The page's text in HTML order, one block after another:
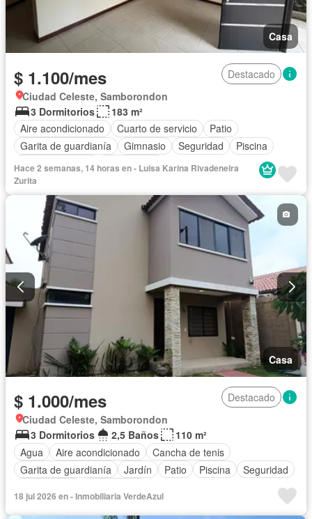
Casa
$ 1.100/mes
Destacado
Ciudad Celeste, Samborondon
3 Dormitorios
183 m²
Aire acondicionado
Cuarto de servicio
Patio
Garita de guardianía
Gimnasio Seguridad
Piscina
Cancha de tenis
Sin amoblar
Hace 2 semanas, 14 horas en - Luisa Karina Rivadeneira
Zurita
Casa
$ 1.000/mes
Destacado
Ciudad Celeste, Samborondon
3 Dormitorios
2,5 Baños
110 m²
Agua
Aire acondicionado
Cancha de tenis
Garita de guardianía
Jardín Patio Piscina
Seguridad
18 jul 2026 en - Inmobiliaria VerdeAzul